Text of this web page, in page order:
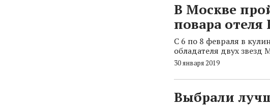
В Москве
повара отеля
С 6 по 8 февраля в
обладателя двух
30 января 2019
Выбрали